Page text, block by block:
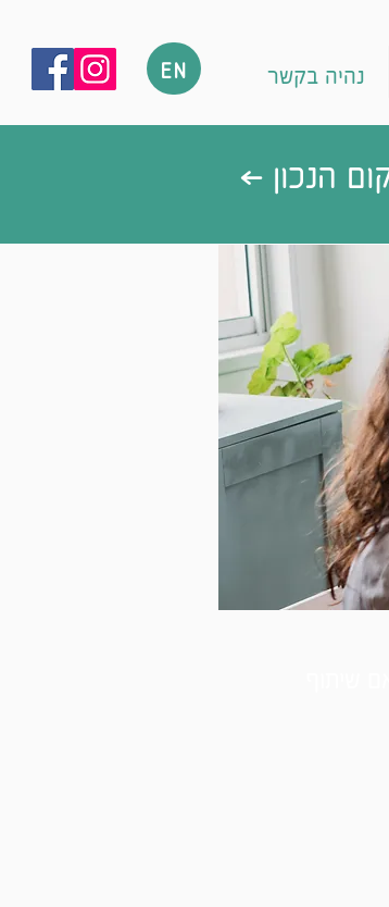
EN נהיה בקשר
הנכון >